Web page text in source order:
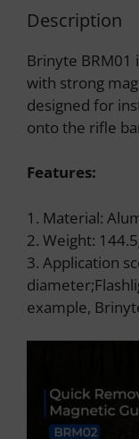
Description
Brinyte BRM01
with strong
designed for
onto the rifle
Features:
1. Material:
2. Weight:
3. Application
example,